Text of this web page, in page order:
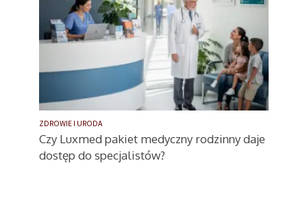
ZDROWIE I URODA
Czy Luxmed pakiet medyczny rodzinny daje
dostęp do specjalistów?